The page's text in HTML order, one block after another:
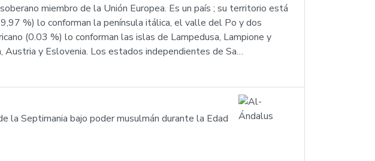
miembro de la Unión Europea. Es un país ; su territorio está
%) lo conforman la península itálica, el valle del Po y dos
(0.03 %) lo conforman las islas de Lampedusa, Lampione y
y Eslovenia. Los estados independientes de Sa…
la Septimania bajo poder musulmán durante la Edad